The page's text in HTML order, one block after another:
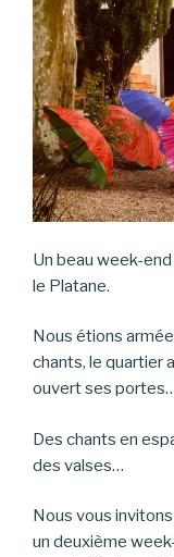
Un beau week-end
le Platane.
Nous étions
chants, le quartier
ouvert ses
Des chants en
des valses…
Nous vous
un deuxième